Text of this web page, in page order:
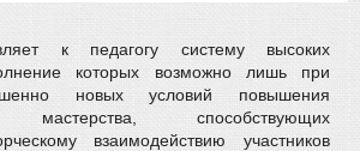
к педагогу систему высоких
которых возможно лишь при
новых условий повышения
мастерства, способствующих
взаимодействию участников